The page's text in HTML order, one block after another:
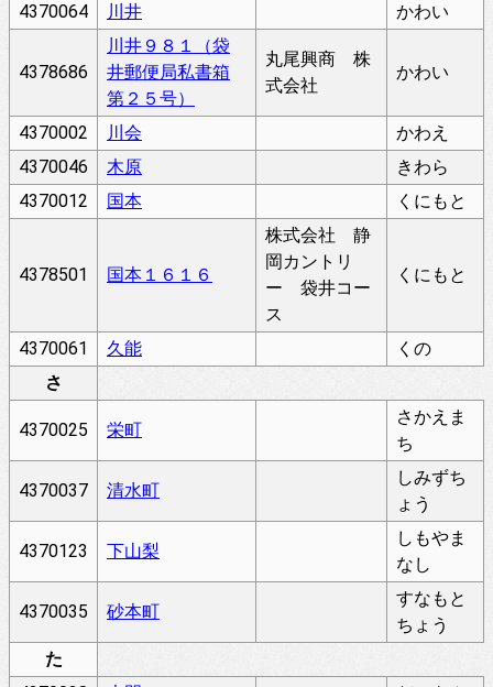
4370064
川井 かわい
4378686
川井９８１（袋
井郵便局私書箱
第２５号）
丸尾興商 株
式会社
かわい
4370002 川会
かわえ
4370046
木原
きわら
4370012
国本 くにもと
4378501 国本１６１６
株式会社 静
岡カントリ
ー 袋井コー
ス
くにもと
4370061 久能
くの
さ
4370025 栄町
さかえま
ち
4370037 清水町
しみずち
ょう
4370123 下山梨
しもやま
なし
4370035 砂本町
すなもと
ちょう
た